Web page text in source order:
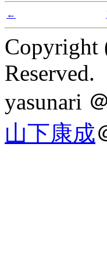
←
Copyright
Reserved.
yasunari
山下康成